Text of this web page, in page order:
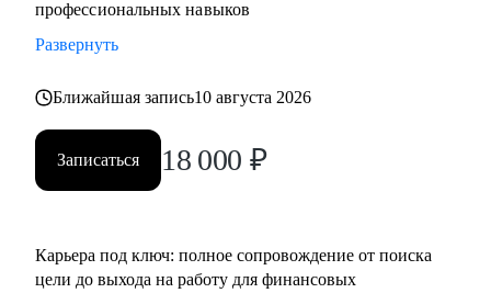
профессиональных навыков
Развернуть
Ближайшая запись10 августа 2026
Записаться 18 000 ₽
Карьера под ключ: полное сопровождение от поиска
цели до выхода на работу для финансовых